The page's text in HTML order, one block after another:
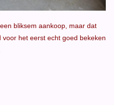
bliksem aankoop, maar dat
het eerst echt goed bekeken